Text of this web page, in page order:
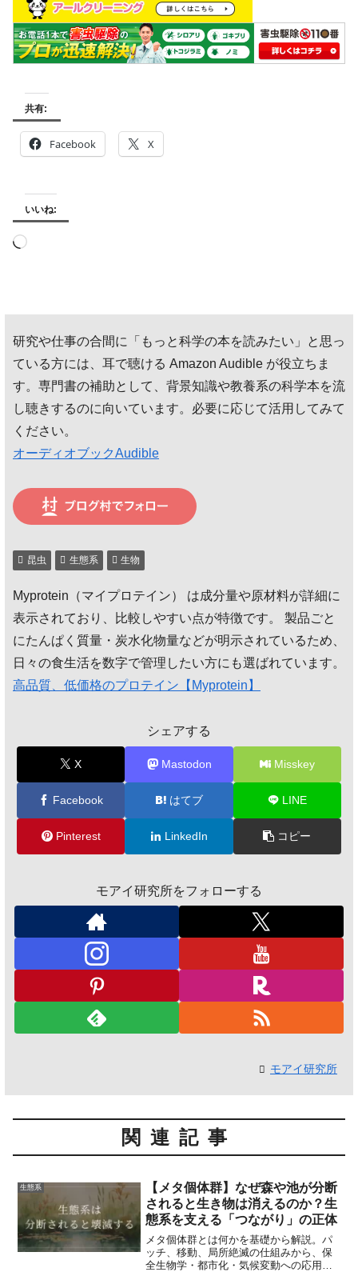
共有:
Facebook X
いいね:
読
中…
研究や仕事の合間に「もっと科学の本を読みたい」と思っ
ている方には、耳で聴ける Amazon Audible が役立ちま
す。専門書の補助として、背景知識や教養系の科学本を流
し聴きするのに向いています。必要に応じて活用してみて
ください。
オーディオブックAudible
昆虫 生態系 生物
Myprotein（マイプロテイン） は成分量や原材料が詳細に
表示されており、比較しやすい点が特徴です。 製品ごと
にたんぱく質量・炭水化物量などが明示されているため、
日々の食生活を数字で管理したい方にも選ばれています。
高品質、低価格のプロテイン【Myprotein】
シェアする
X Mastodon Misskey
Facebook はてブ LINE
Pinterest LinkedIn コピー
モアイ研究所をフォローする
モアイ研究所
関連記事
生態系
【メタ個体群】なぜ森や池が分断
されると生き物は消えるのか？生
態系を支える「つながり」の正体
メタ個体群とは何かを基礎から解説。パ
ッチ、移動、局所絶滅の仕組みから、保
全生物学・都市化・気候変動への応用、